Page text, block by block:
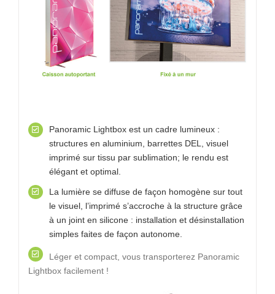
Panoramic Lightbox est un cadre lumineux :
structures en aluminium, barrettes DEL, visuel
imprimé sur tissu par sublimation; le rendu est
élégant et optimal.
La lumière se diffuse de façon homogène sur tout
le visuel, l’imprimé s’accroche à la structure grâce
à un joint en silicone : installation et désinstallation
simples faites de façon autonome.
Léger et compact, vous transporterez Panoramic
Lightbox facilement !